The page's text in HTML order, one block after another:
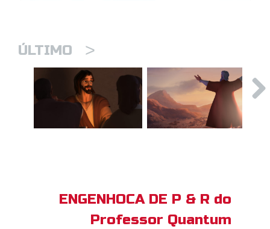
ÚLTIMO >
ENGENHOCA DE P & R do
Professor Quantum